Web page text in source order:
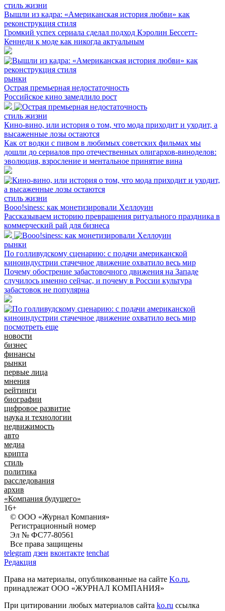
стиль жизни
Вышли из кадра: «Американская история любви» как
реконструкция стиля
Громкий успех сериала сделал подход Кэролин Бессетт-
Кеннеди к моде как никогда актуальным
рынки
Острая премьерная недостаточность
Российское кино замедлило рост
стиль жизни
Кино-вино, или история о том, что мода приходит и уходит, а
высаженные лозы остаются
Как от водки с пивом в любимых советских фильмах мы
дошли до сериалов про отечественных олигархов-виноделов:
эволюция, взросление и ментальное принятие вина
стиль жизни
Booo!siness: как монетизировали Хеллоуин
Рассказываем историю превращения ритуального праздника в
коммерческий рай для бизнеса
рынки
По голливудскому сценарию: с подачи американской
киноиндустрии стачечное движение охватило весь мир
Почему обострение забастовочного движения на Западе
случилось именно сейчас, и почему в России культура
забастовок не популярна
посмотреть еще
новости
бизнес
финансы
рынки
первые лица
мнения
рейтинги
биографии
цифровое развитие
наука и технологии
недвижимость
авто
медиа
крипта
стиль
политика
расследования
архив
«Компания будущего»
16+
© ООО «Журнал Компания»
Регистрационный номер
Эл № ФС77-80561
Все права защищены
telegram дзен вконтакте tenchat
Редакция
Права на материалы, опубликованные на сайте Ko.ru,
принадлежат ООО «ЖУРНАЛ КОМПАНИЯ»
При цитировании любых материалов сайта ko.ru ссылка